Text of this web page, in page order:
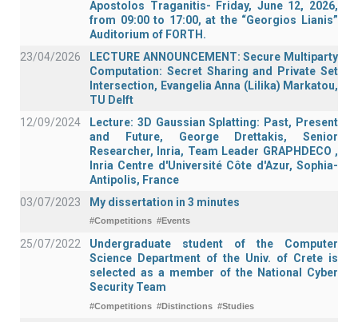
Apostolos Traganitis- Friday, June 12, 2026,
from 09:00 to 17:00, at the “Georgios Lianis”
Auditorium of FORTH.
23/04/2026
LECTURE ANNOUNCEMENT: Secure Multiparty
Computation: Secret Sharing and Private Set
Intersection, Evangelia Anna (Lilika) Markatou,
TU Delft
12/09/2024
Lecture: 3D Gaussian Splatting: Past, Present
and Future, George Drettakis, Senior
Researcher, Inria, Team Leader GRAPHDECO ,
Inria Centre d'Université Côte d'Azur, Sophia-
Antipolis, France
03/07/2023
My dissertation in 3 minutes
#Competitions #Events
25/07/2022
Undergraduate student of the Computer
Science Department of the Univ. of Crete is
selected as a member of the National Cyber
Security Team
#Competitions #Distinctions #Studies